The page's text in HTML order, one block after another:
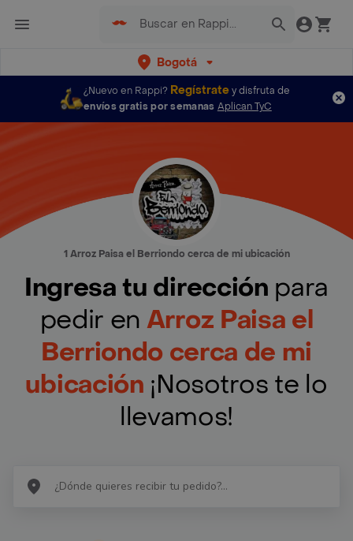
Bogotá
¿Nuevo en Rappi? Regístratey disfruta de
envíos gratis por semanas Aplican TyC
1 Arroz Paisa el Berriondo cerca de mi ubicación
Ingresa tu dirección para
pedir en Arroz Paisa el
Berriondo cerca de mi
ubicación ¡Nosotros te lo
llevamos!